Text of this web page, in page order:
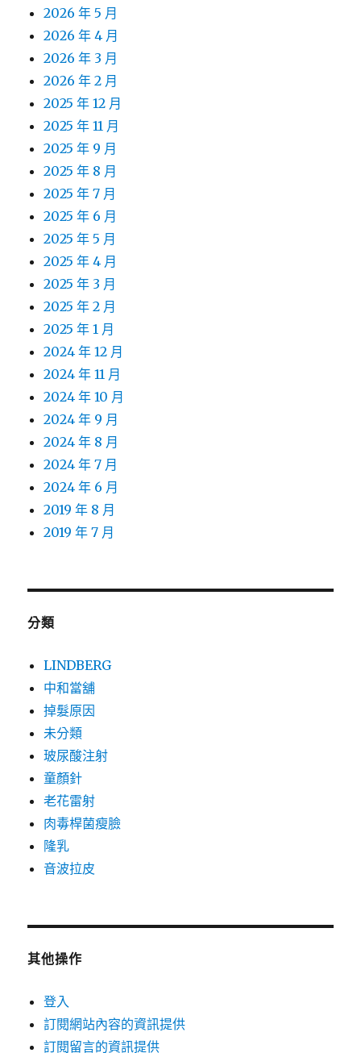
2026 年 5 月
2026 年 4 月
2026 年 3 月
2026 年 2 月
2025 年 12 月
2025 年 11 月
2025 年 9 月
2025 年 8 月
2025 年 7 月
2025 年 6 月
2025 年 5 月
2025 年 4 月
2025 年 3 月
2025 年 2 月
2025 年 1 月
2024 年 12 月
2024 年 11 月
2024 年 10 月
2024 年 9 月
2024 年 8 月
2024 年 7 月
2024 年 6 月
2019 年 8 月
2019 年 7 月
分類
LINDBERG
中和當舖
掉髮原因
未分類
玻尿酸注射
童顏針
老花雷射
肉毒桿菌瘦臉
隆乳
音波拉皮
其他操作
登入
訂閱網站內容的資訊提供
訂閱留言的資訊提供